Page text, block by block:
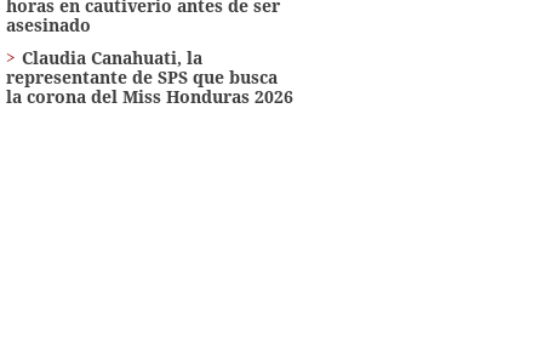
horas en cautiverio antes de ser
asesinado
Claudia Canahuati, la
representante de SPS que busca
la corona del Miss Honduras 2026